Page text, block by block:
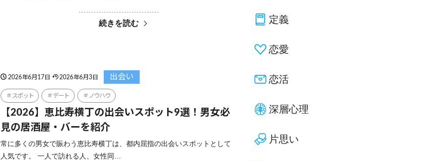
続きを読む
2026年6月17日 2026年6月3日 出会い
スポット デート ノウハウ
【2026】恵比寿横丁の出会いスポット9選！男女必
見の居酒屋・バーを紹介
常に多くの男女で賑わう恵比寿横丁は、都内屈指の出会いスポットとして
人気です。 一人で訪れる人、女性同…
定義
恋愛
恋活
深層心理
片思い